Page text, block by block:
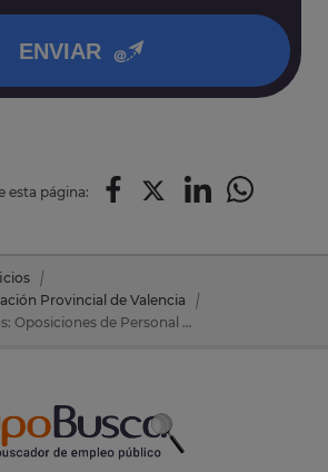
ENVIAR
esta página:
Provincial de Valencia
Convocatoria de 7 plazas: Oposiciones de Personal de Oficios en Diputación Provincial de Valencia (Valencia)